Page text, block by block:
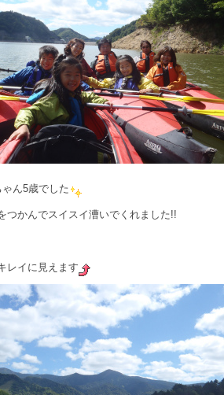
ん5歳でした
つかんでスイスイ漕いでくれました!!
レイに見えます